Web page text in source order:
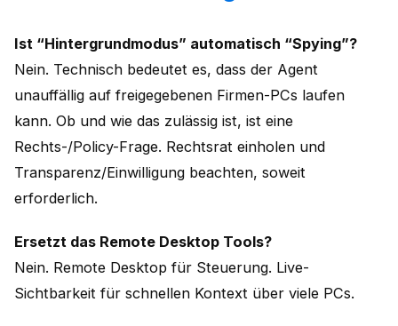
Ist “Hintergrundmodus” automatisch “Spying”?
Nein. Technisch bedeutet es, dass der Agent
unauffällig auf freigegebenen Firmen-PCs laufen
kann. Ob und wie das zulässig ist, ist eine
Rechts-/Policy-Frage. Rechtsrat einholen und
Transparenz/Einwilligung beachten, soweit
erforderlich.
Ersetzt das Remote Desktop Tools?
Nein. Remote Desktop für Steuerung. Live-
Sichtbarkeit für schnellen Kontext über viele PCs.